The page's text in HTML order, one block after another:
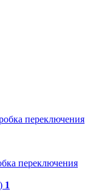
переключения
переключения
1